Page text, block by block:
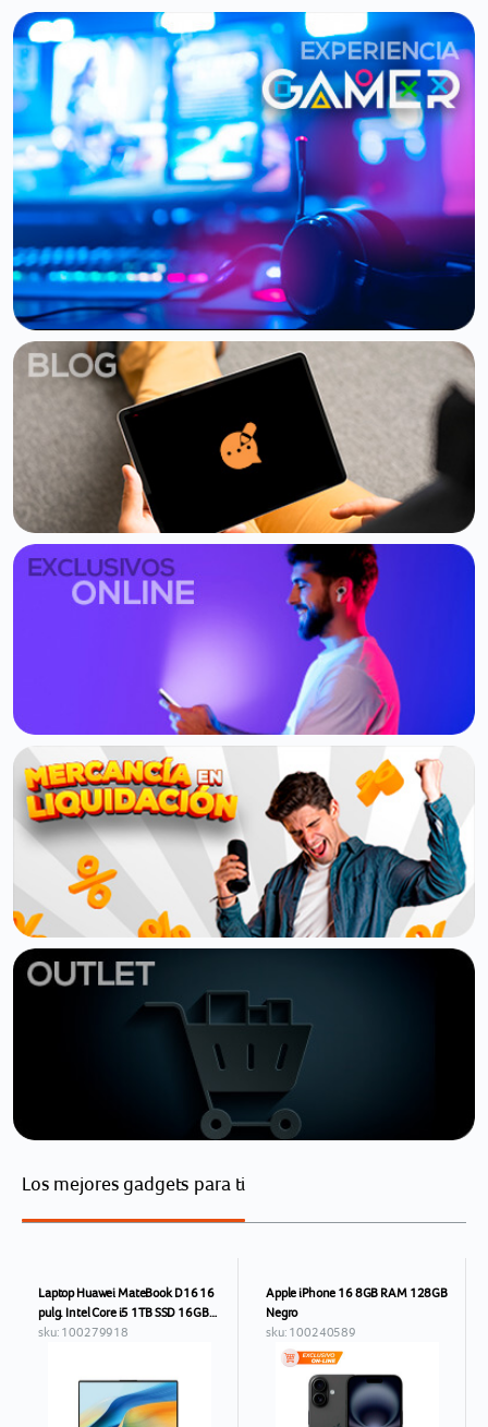
Los mejores gadgets para ti
Laptop Huawei MateBook D16 16
pulg. Intel Core i5 1TB SSD 16GB
RAM Gris
sku: 100279918
Apple iPhone 16 8GB RAM 128GB
Negro
sku: 100240589